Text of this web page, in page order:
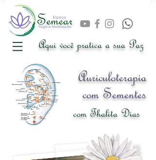
Aqui você pratica a sua Paz
Auriculoterapia
com Sementes
com Thalita Dias